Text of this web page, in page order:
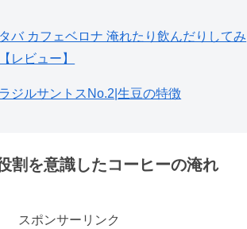
バ カフェベロナ 淹れたり飲んだりしてみ
レビュー】
ジルサントスNo.2|生豆の特徴
割を意識したコーヒーの淹れ
スポンサーリンク